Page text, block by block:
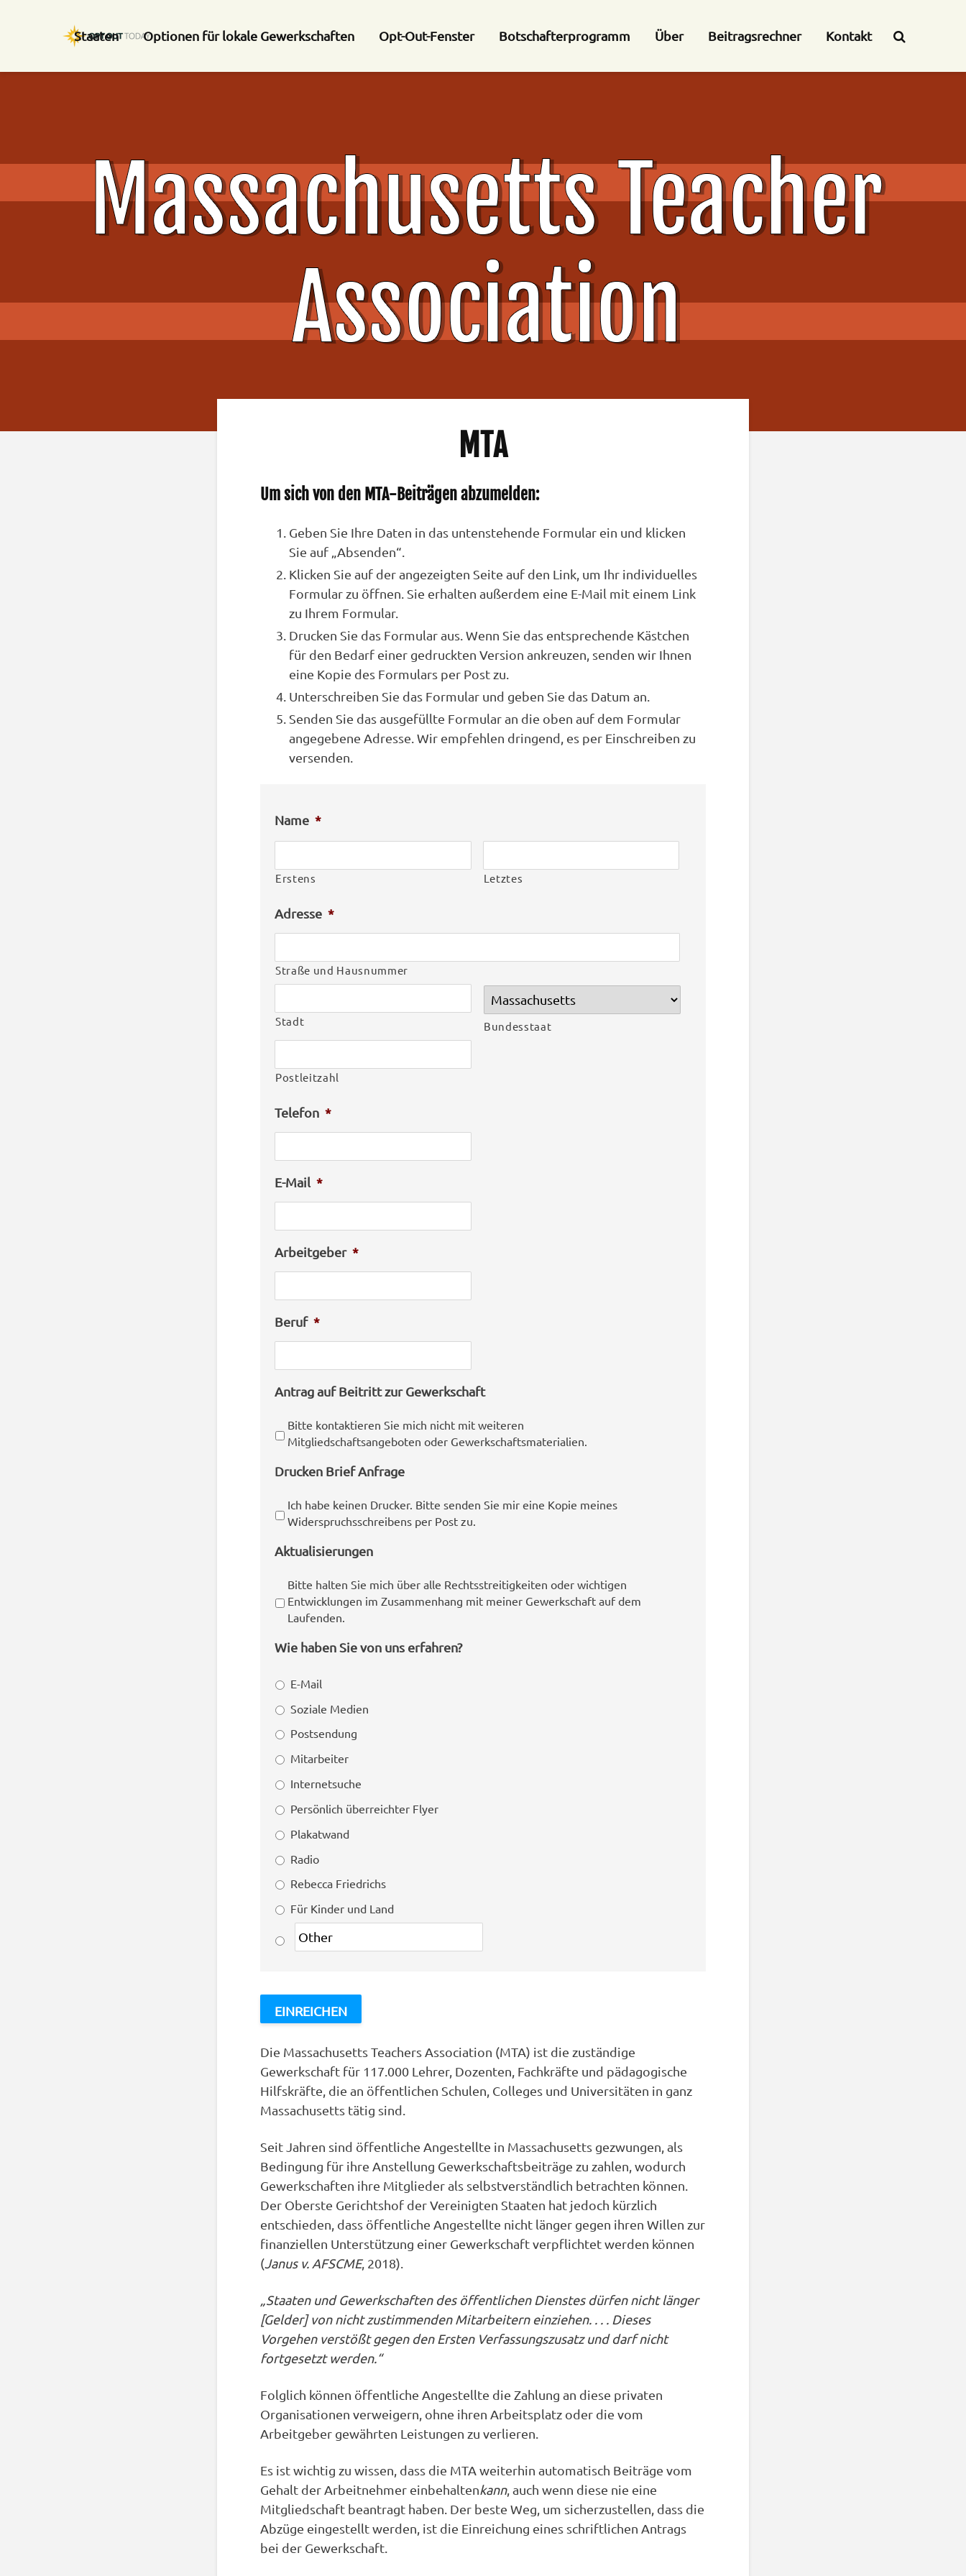
Staaten Optionen für lokale Gewerkschaften Opt-Out-Fenster Botschafterprogramm Über Beitragsrechner Kontakt
MTA
Um sich von den MTA-Beiträgen abzumelden:
Geben Sie Ihre Daten in das untenstehende Formular ein und klicken
Sie auf „Absenden“.
Klicken Sie auf der angezeigten Seite auf den Link, um Ihr individuelles
Formular zu öffnen. Sie erhalten außerdem eine E-Mail mit einem Link
zu Ihrem Formular.
Drucken Sie das Formular aus. Wenn Sie das entsprechende Kästchen
für den Bedarf einer gedruckten Version ankreuzen, senden wir Ihnen
eine Kopie des Formulars per Post zu.
Unterschreiben Sie das Formular und geben Sie das Datum an.
Senden Sie das ausgefüllte Formular an die oben auf dem Formular
angegebene Adresse. Wir empfehlen dringend, es per Einschreiben zu
versenden.
Name *
Erstens Letztes
Adresse *
Straße und Hausnummer
Stadt Bundesstaat
Postleitzahl
Telefon *
E-Mail *
Arbeitgeber *
Beruf *
Antrag auf Beitritt zur Gewerkschaft
Bitte kontaktieren Sie mich nicht mit weiteren
Mitgliedschaftsangeboten oder Gewerkschaftsmaterialien.
Drucken Brief Anfrage
Ich habe keinen Drucker. Bitte senden Sie mir eine Kopie meines
Widerspruchsschreibens per Post zu.
Aktualisierungen
Bitte halten Sie mich über alle Rechtsstreitigkeiten oder wichtigen
Entwicklungen im Zusammenhang mit meiner Gewerkschaft auf dem
Laufenden.
Wie haben Sie von uns erfahren?
E-Mail
Soziale Medien
Postsendung
Mitarbeiter
Internetsuche
Persönlich überreichter Flyer
Plakatwand
Radio
Rebecca Friedrichs
Für Kinder und Land
Die Massachusetts Teachers Association (MTA) ist die zuständige
Gewerkschaft für 117.000 Lehrer, Dozenten, Fachkräfte und pädagogische
Hilfskräfte, die an öffentlichen Schulen, Colleges und Universitäten in ganz
Massachusetts tätig sind.
Seit Jahren sind öffentliche Angestellte in Massachusetts gezwungen, als
Bedingung für ihre Anstellung Gewerkschaftsbeiträge zu zahlen, wodurch
Gewerkschaften ihre Mitglieder als selbstverständlich betrachten können.
Der Oberste Gerichtshof der Vereinigten Staaten hat jedoch kürzlich
entschieden, dass öffentliche Angestellte nicht länger gegen ihren Willen zur
finanziellen Unterstützung einer Gewerkschaft verpflichtet werden können
( Janus v. AFSCME, 2018).
„Staaten und Gewerkschaften des öffentlichen Dienstes dürfen nicht länger
[Gelder] von nicht zustimmenden Mitarbeitern einziehen. . . . Dieses
Vorgehen verstößt gegen den Ersten Verfassungszusatz und darf nicht
fortgesetzt werden.“
Folglich können öffentliche Angestellte die Zahlung an diese privaten
Organisationen verweigern, ohne ihren Arbeitsplatz oder die vom
Arbeitgeber gewährten Leistungen zu verlieren.
Es ist wichtig zu wissen, dass die MTA weiterhin automatisch Beiträge vom
Gehalt der Arbeitnehmer einbehaltenkann, auch wenn diese nie eine
Mitgliedschaft beantragt haben. Der beste Weg, um sicherzustellen, dass die
Abzüge eingestellt werden, ist die Einreichung eines schriftlichen Antrags
bei der Gewerkschaft.